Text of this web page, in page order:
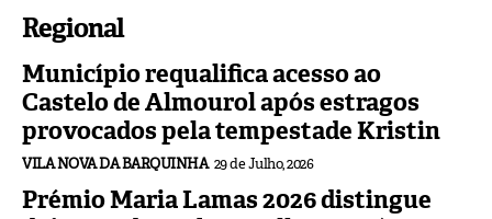
Regional
Município requalifica acesso ao
Castelo de Almourol após estragos
provocados pela tempestade Kristin
VILA NOVA DA BARQUINHA 29 de Julho, 2026
Prémio Maria Lamas 2026 distingue